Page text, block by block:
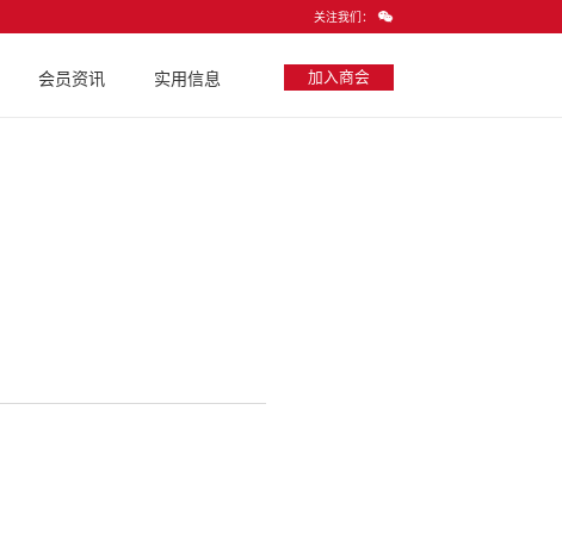
关注我们：
会员资讯 实用信息 加入商会